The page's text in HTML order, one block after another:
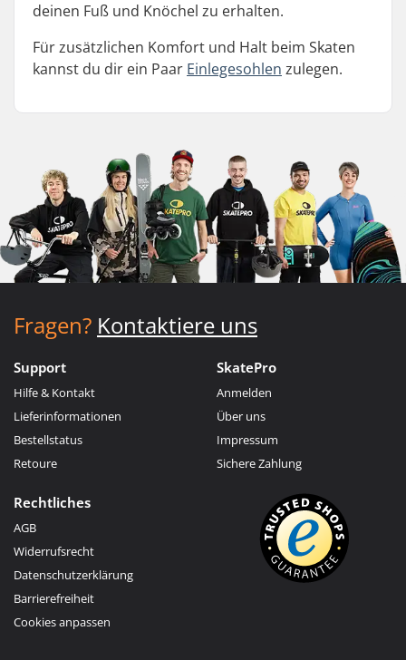
deinen Fuß und Knöchel zu erhalten.
Für zusätzlichen Komfort und Halt beim Skaten
kannst du dir ein Paar Einlegesohlen zulegen.
Fragen? Kontaktiere uns
Support
Hilfe & Kontakt
Lieferinformationen
Bestellstatus
Retoure
SkatePro
Anmelden
Über uns
Impressum
Sichere Zahlung
Rechtliches
AGB
Widerrufsrecht
Datenschutzerklärung
Barrierefreiheit
Cookies anpassen